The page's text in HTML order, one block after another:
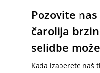
Pozovite
čarolija
selidbe
Kada izaberete naš